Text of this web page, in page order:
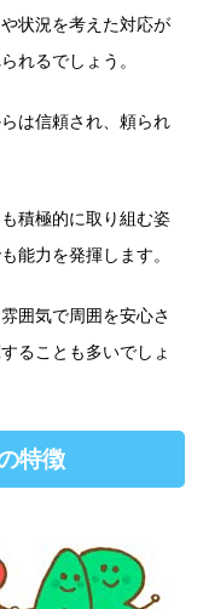
状況を考えた対応が
れるでしょう。
は信頼され、頼られ
積極的に取り組む姿
能力を発揮します。
囲気で周囲を安心さ
ることも多いでしょ
特徴